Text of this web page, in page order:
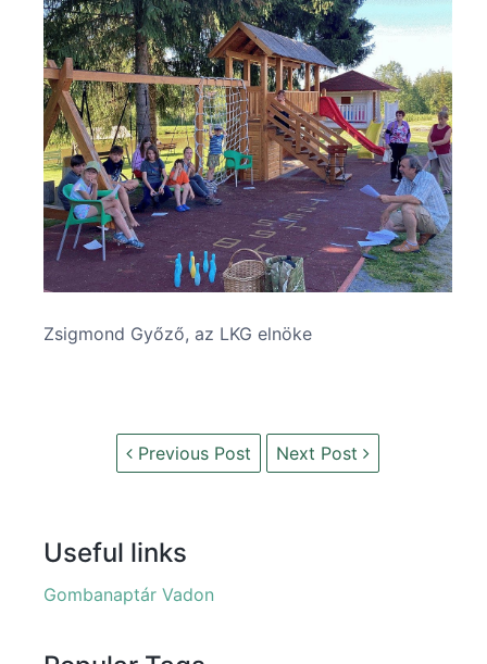
Zsigmond Győző, az LKG elnöke
Previous Post Next Post
Useful links
Gombanaptár Vadon